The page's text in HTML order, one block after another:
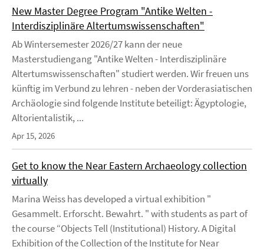
New Master Degree Program "Antike Welten -
Interdisziplinäre Altertumswissenschaften"
Ab Wintersemester 2026/27 kann der neue
Masterstudiengang "Antike Welten - Interdisziplinäre
Altertumswissenschaften" studiert werden. Wir freuen uns
künftig im Verbund zu lehren - neben der Vorderasiatischen
Archäologie sind folgende Institute beteiligt: Ägyptologie,
Altorientalistik, ...
Apr 15, 2026
Get to know the Near Eastern Archaeology collection
virtually
Marina Weiss has developed a virtual exhibition "
Gesammelt. Erforscht. Bewahrt. " with students as part of
the course “Objects Tell (Institutional) History. A Digital
Exhibition of the Collection of the Institute for Near